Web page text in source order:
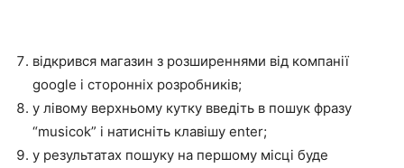
відкрився магазин з розширеннями від компанії
google і сторонніх розробників;
у лівому верхньому кутку введіть в пошук фразу
“musicok” і натисніть клавішу enter;
у результатах пошуку на першому місці буде